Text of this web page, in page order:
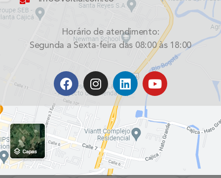
Horário de atendimento:
Segunda a Sexta-feira das 08:00 às 18:00